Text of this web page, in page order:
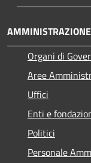
AMMINISTRAZIONE
Organi di
Aree
Uffici
Enti e
Politici
Personale